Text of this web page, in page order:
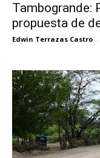
Tambogrande:
propuesta de
Edwin Terrazas Castro -